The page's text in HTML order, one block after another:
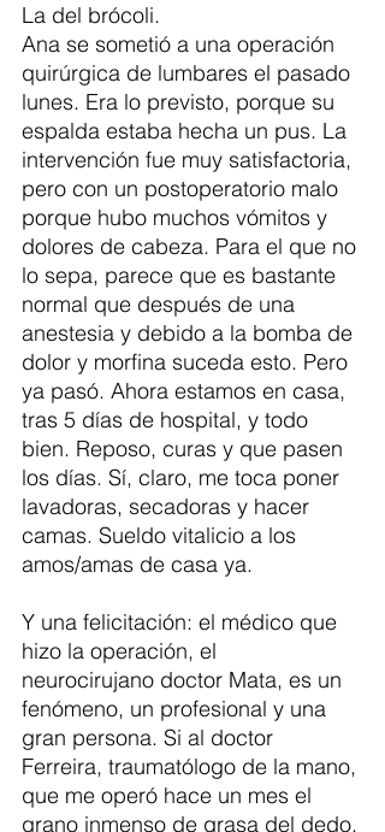
La del brócoli.
Ana se sometió a una operación
quirúrgica de lumbares el pasado
lunes. Era lo previsto, porque su
espalda estaba hecha un pus. La
intervención fue muy satisfactoria,
pero con un postoperatorio malo
porque hubo muchos vómitos y
dolores de cabeza. Para el que no
lo sepa, parece que es bastante
normal que después de una
anestesia y debido a la bomba de
dolor y morfina suceda esto. Pero
ya pasó. Ahora estamos en casa,
tras 5 días de hospital, y todo
bien. Reposo, curas y que pasen
los días. Sí, claro, me toca poner
lavadoras, secadoras y hacer
camas. Sueldo vitalicio a los
amos/amas de casa ya.
Y una felicitación: el médico que
hizo la operación, el
neurocirujano doctor Mata, es un
fenómeno, un profesional y una
gran persona. Si al doctor
Ferreira, traumatólogo de la mano,
que me operó hace un mes el
grano inmenso de grasa del dedo,